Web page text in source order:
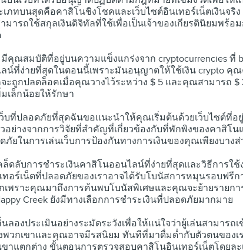
ภทบนสุดคือคาสิโนชิงโชคและเว็บไซต์อินเทอร์เน็ตเงินจริ
มารถใช้สกุลเงินดิจิทัลที่ใช้เพื่อเป็นเจ้าของเกียรตินิยมพร้
คุณสมบัติที่อยู่บนความแข็งแกร่งจาก cryptocurrencies ที่
น์ที่ง่ายที่สุดในตอนนี้เพราะมันอนุญาตให้ใช้เงิน crypto คุ
ะถูกปลดล็อคเมื่อคุณวางไว้ระหว่าง $ 5 และคุณสามารถ
เล็กน้อยให้รักษา
บที่ปลอดภัยที่สุดฉันขอแนะนำให้คุณเริ่มต้นด้วยเว็บไซต์ที่
อย่างจากการวิจัยที่สำคัญที่เกี่ยวข้องกับที่พักพิงของคาสิโ
ภัยในการเล่นเว็บการป้องกันทางการเงินของคุณเพียงบาง
ล็ดลับการชำระเงินคาสิโนออนไลน์ที่ง่ายที่สุดและวิธีการ
ทอร์เน็ตที่ปลอดภัยของเราอาจได้รับโบนัสการหมุนรอบฟ
พราะคุณมาถึงการค้นพบโบนัสพิเศษและคุณจะย้ายรายก
Creek ยังมีทางเลือกการชำระเงินที่ปลอดภัยมากมาย
ลองประเมินอย่างระมัดระวังเพื่อให้แน่ใจว่าผู้เล่นสามาร
พวกเขาและคุณอาจมีรสนิยม ทันทีที่มาดื่มด่ำกับตัวตนของ
ขาแตกต่าง ขั้นตอนการตรวจสอบคาสิโนอินเทอร์เน็ตโดย